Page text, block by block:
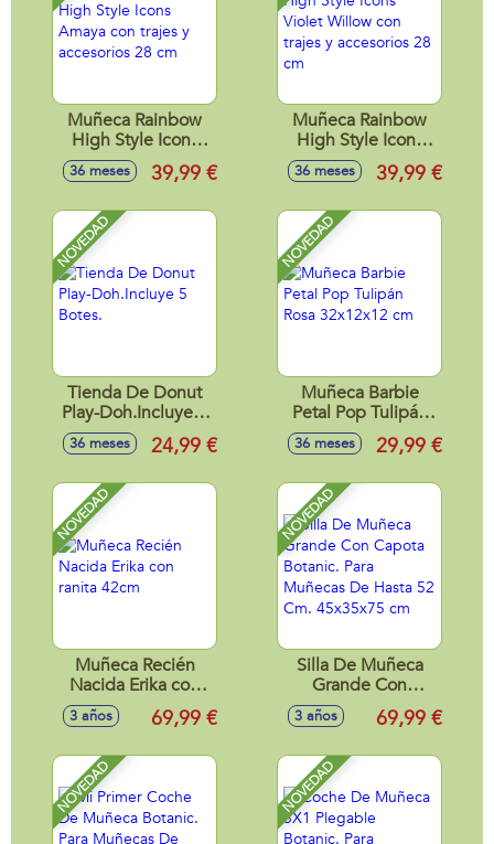
Muñeca Rainbow
High Style Icons
Amaya con trajes y
accesorios 28 cm
36 meses 39,99 €
Muñeca Rainbow
High Style Icons
Violet Willow con
trajes y accesorios
36 meses 39,99 €
NOVEDAD
Tienda De Donut
Play-Doh.Incluye 5
Botes.
36 meses 24,99 €
NOVEDAD
Muñeca Barbie
Petal Pop Tulipán
Rosa 32x12x12 cm
36 meses 29,99 €
NOVEDAD
Muñeca Recién
Nacida Erika con
ranita 42cm
3 años 69,99 €
NOVEDAD
Silla De Muñeca
Grande Con
Capota Botanic.
Para Muñecas De
45x35x75 cm
3 años 69,99 €
NOVEDAD NOVEDAD